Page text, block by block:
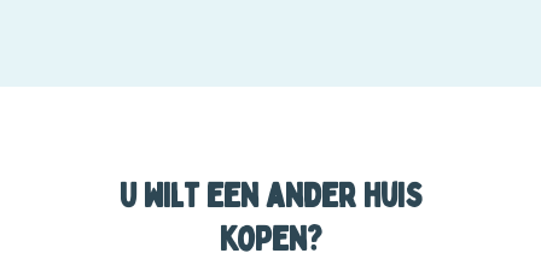
U wilt een ander huis
kopen?